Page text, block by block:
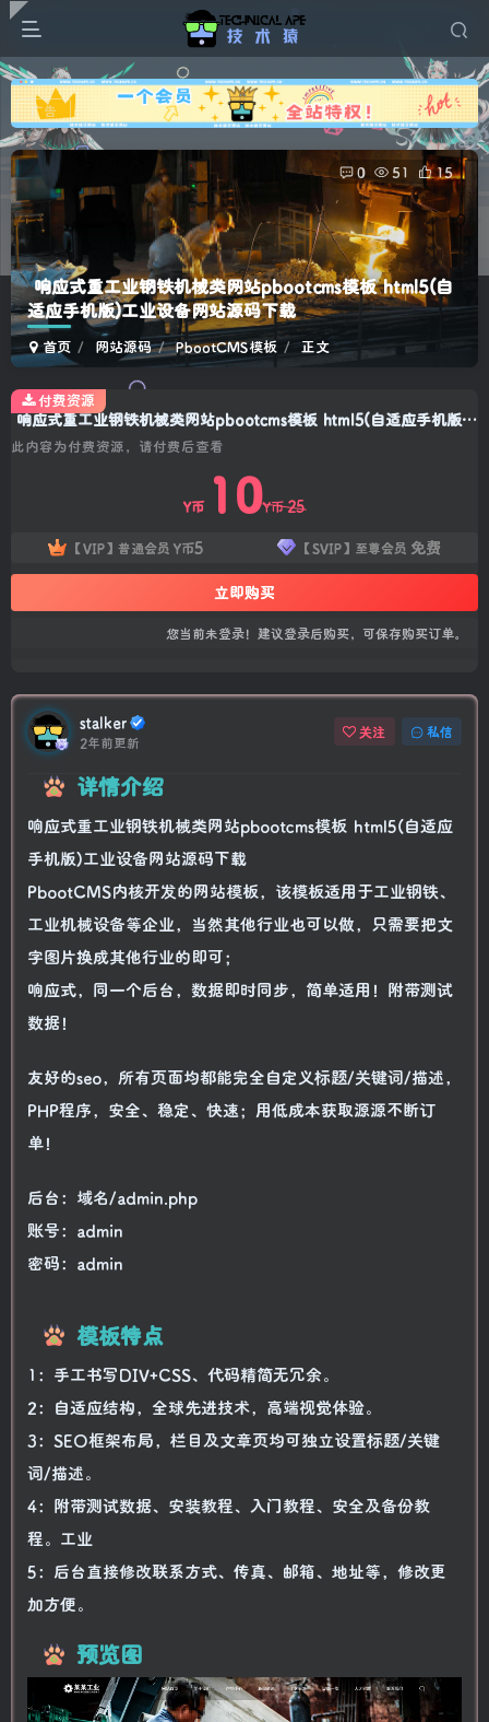
广告
响应式重工业钢铁机械类网站pbootcms模板 html5(自
适应手机版)工业设备网站源码下载
首页 网站源码 PbootCMS模板 正文
0 51 15
响应式重工业钢铁机械类网站pbootcms模板 html5(自适应手机版)工业设备网站源码下载
此内容为付费资源，请付费后查看
Y币 10Y币25
【VIP】普通会员 Y币5 【SVIP】至尊会员 免费
立即购买
您当前未登录！建议登录后购买，可保存购买订单。
付费资源
stalker
2年前更新
关注 私信
详情介绍
响应式重工业钢铁机械类网站pbootcms模板 html5(自适应
手机版)工业设备网站源码下载
PbootCMS内核开发的网站模板，该模板适用于工业钢铁、
工业机械设备等企业，当然其他行业也可以做，只需要把文
字图片换成其他行业的即可；
响应式，同一个后台，数据即时同步，简单适用！附带测试
数据！
友好的seo，所有页面均都能完全自定义标题/关键词/描述，
PHP程序，安全、稳定、快速；用低成本获取源源不断订
单！
后台：域名/admin.php
账号：admin
密码：admin
模板特点
1：手工书写DIV+CSS、代码精简无冗余。
2：自适应结构，全球先进技术，高端视觉体验。
3：SEO框架布局，栏目及文章页均可独立设置标题/关键
词/描述。
4：附带测试数据、安装教程、入门教程、安全及备份教
程。工业
5：后台直接修改联系方式、传真、邮箱、地址等，修改更
加方便。
预览图